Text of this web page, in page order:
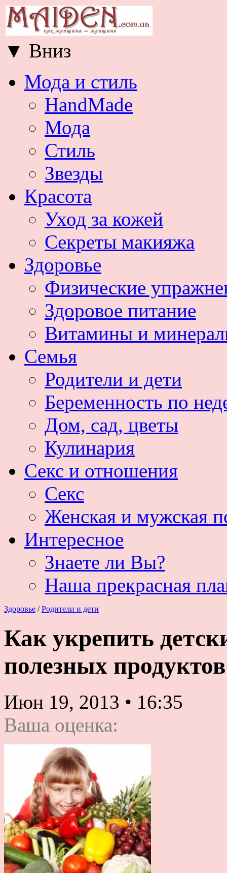
▼ Вниз
Мода и стиль
HandMade
Мода
Стиль
Звезды
Красота
Уход за кожей
Секреты макияжа
Здоровье
Физические
Здоровое питание
Витамины и
Семья
Родители и дети
Беременность по
Дом, сад, цветы
Кулинария
Секс и отношения
Секс
Женская и мужская
Интересное
Знаете ли Вы?
Наша прекрасная
Здоровье / Родители и дети
Как укрепить
полезных продуктов
Июн 19, 2013 • 16:35
Ваша оценка: